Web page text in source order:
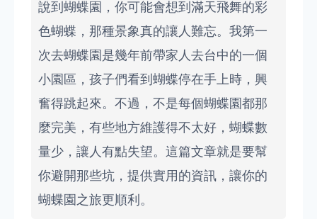
說到蝴蝶園，你可能會想到滿天飛舞的彩
色蝴蝶，那種景象真的讓人難忘。我第一
次去蝴蝶園是幾年前帶家人去台中的一個
小園區，孩子們看到蝴蝶停在手上時，興
奮得跳起來。不過，不是每個蝴蝶園都那
麼完美，有些地方維護得不太好，蝴蝶數
量少，讓人有點失望。這篇文章就是要幫
你避開那些坑，提供實用的資訊，讓你的
蝴蝶園之旅更順利。